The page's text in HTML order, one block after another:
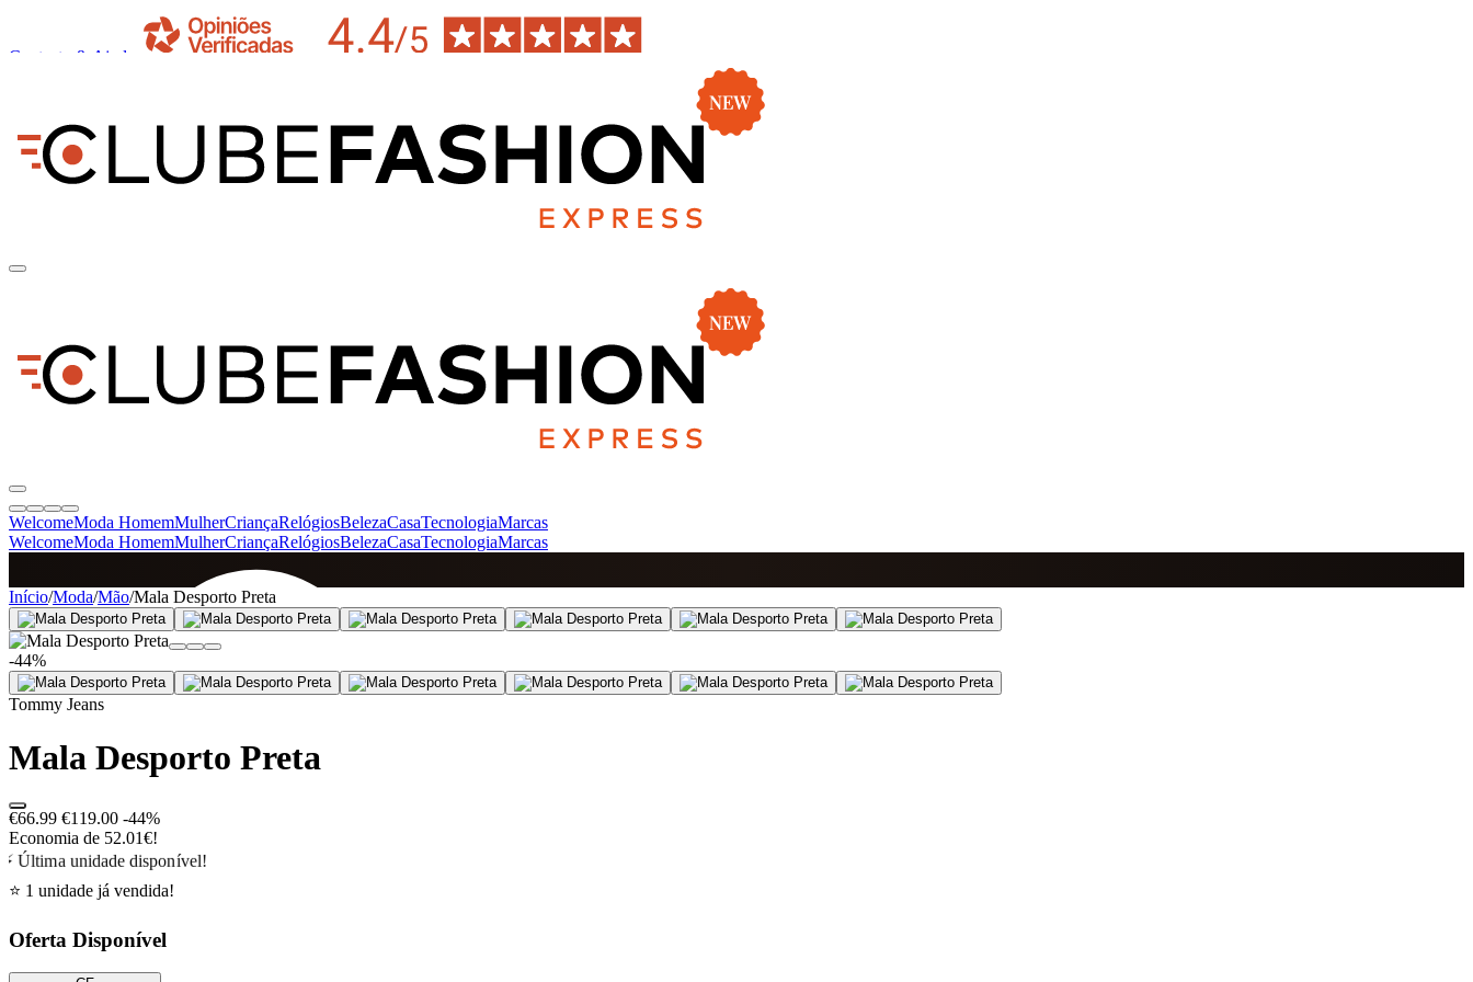
Contacto & Ajuda
WelcomeModa HomemMulherCriançaRelógiosBelezaCasaTecnologiaMarcas
WelcomeModa HomemMulherCriançaRelógiosBelezaCasaTecnologiaMarcas
SINCE 2005
+de 36.000 reviews
Início/Moda/Mão/Mala Desporto Preta
-44%
Tommy Jeans
Mala Desporto Preta
€66.99 €119.00 -44%
Economia de 52.01€!
⚡ Última unidade disponível!
⭐ 1 unidade já vendida!
Oferta Disponível